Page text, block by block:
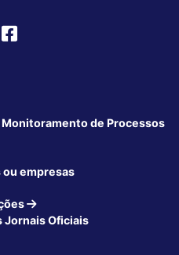
de Processos
ou empresas
Jornais Oficiais